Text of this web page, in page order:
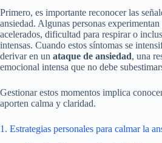
Primero, es importante reconocer las
ansiedad. Algunas personas experimentan
acelerados, dificultad para respirar o
intensas. Cuando estos síntomas se
derivar en un ataque de ansiedad, una
emocional intensa que no debe
Gestionar estos momentos implica
aporten calma y claridad.
1. Estrategias personales para calmar la